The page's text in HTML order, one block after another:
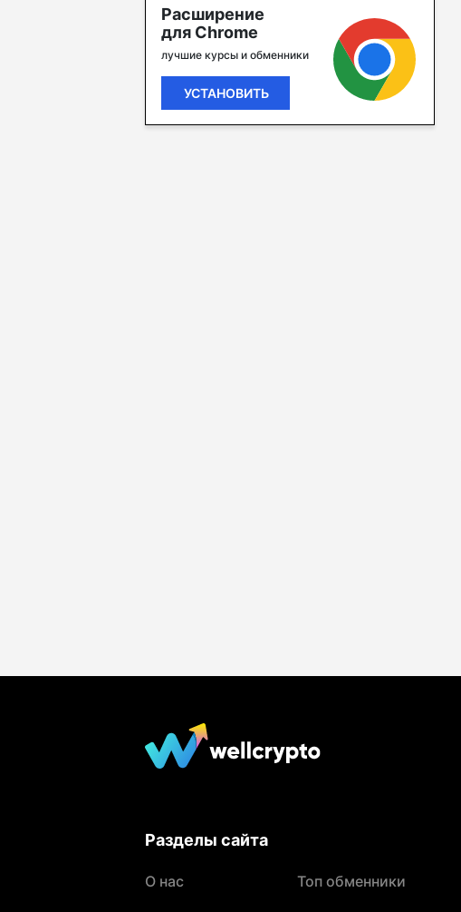
Расширение
для Chrome
лучшие курсы и обменники
УСТАНОВИТЬ
Разделы сайта
О нас Топ обменники